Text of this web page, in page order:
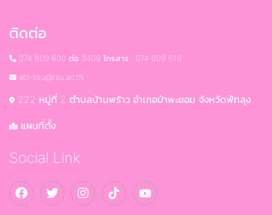
ติดต่อ
074 609 600 ต่อ 3409 โทรสาร : 074 609 618
abi-tsu@tsu.ac.th
222 หมู่ที่ 2 ตำบลบ้านพร้าว อำเภอป่าพะยอม จังหวัดพัทลุง
แผนที่ตั้ง
Social Link